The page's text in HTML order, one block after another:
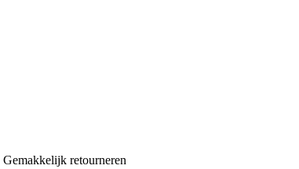
Gemakkelijk retourneren